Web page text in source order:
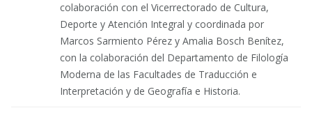
colaboración con el Vicerrectorado de Cultura,
Deporte y Atención Integral y coordinada por
Marcos Sarmiento Pérez y Amalia Bosch Benítez,
con la colaboración del Departamento de Filología
Moderna de las Facultades de Traducción e
Interpretación y de Geografía e Historia.